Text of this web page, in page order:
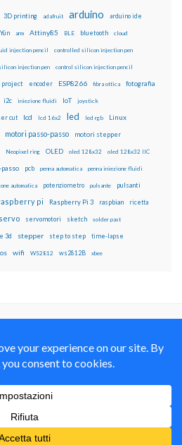
3D printing adafruit arduino arduino ide
arm Attiny85 BLE bluetooth cloud
injection pencil controlled silicon injection pen
injection pen control silicon injection pencil
project encoder ESP8266 fibra ottica fotografia
i2c iniezione fluidi IoT joystick
cut lcd lcd 16x2 led led rgb Linux
motori passo-passo motori stepper
Neopixel ring OLED oled 128x32 oled 128x32 IIC
passo pcb penna automatica penna iniezione fluidi
automatica potenziometro pulsante pulsanti
pi Raspberry Pi 3 raspbian ricetta
servo servomotori sketch solder past
3d stepper step to step time-lapse
wifi WS2812 ws2812B xbee
Domotica Robotica Arduino Corsi